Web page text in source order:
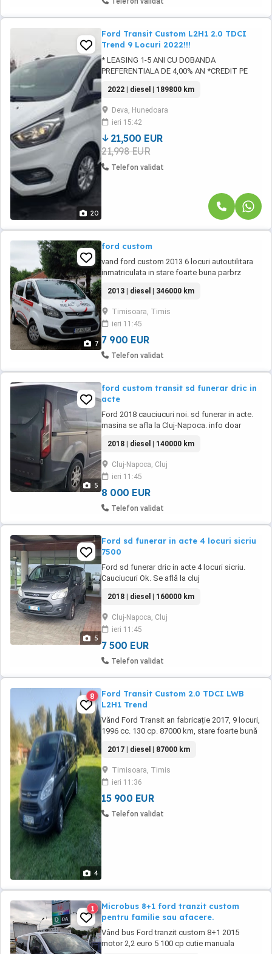
20
Ford Transit Custom L2H1 2.0 TDCI
Trend 9 Locuri 2022!!!
* LEASING 1-5 ANI CU DOBANDA
PREFERENTIALA DE 4,00% AN *CREDIT PE
AUTO *CREDIT PE LOC FARA ADEVERINTA DE
VENIT *CREDIT PE LOC FARA AVANS *CREDIT
PE LOC CU RATE FIXE IN LEI PE TOATA
PERIOADA CONTRACTULUI ( MAXIM 60 de
LUNI ) *CREDIT PE LOC CU APROBARE
RAPIDA ...
2022 | diesel | 189800 km
Deva, Hunedoara
ieri 15:42
21,500 EUR
21,998 EUR
Telefon validat
7
ford custom
vand ford custom 2013 6 locuri autoutilitara
inmatriculata in stare foarte buna parbrz
cauciucuri noi vara iarna filtre ulei toate
revizile la zi pret 7900 euro neg
2013 | diesel | 346000 km
Timisoara, Timis
ieri 11:45
7 900 EUR
Telefon validat
5
ford custom transit sd funerar dric in
acte
Ford 2018 cauciucuri noi. sd funerar in acte.
masina se afla la Cluj-Napoca. info doar
2018 | diesel | 140000 km
Cluj-Napoca, Cluj
ieri 11:45
8 000 EUR
Telefon validat
5
Ford sd funerar in acte 4 locuri sicriu
7500
Ford sd funerar dric in acte 4 locuri sicriu.
Cauciucuri Ok. Se află la cluj
2018 | diesel | 160000 km
Cluj-Napoca, Cluj
ieri 11:45
7 500 EUR
Telefon validat
4
8
Ford Transit Custom 2.0 TDCI LWB
L2H1 Trend
Vănd Ford Transit an fabricație 2017, 9 locuri,
1996 cc. 130 cp. 87000 km, stare foarte bună
TVA inclus, se oferă factură.
2017 | diesel | 87000 km
Timisoara, Timis
ieri 11:36
15 900 EUR
Telefon validat
1
Microbus 8+1 ford tranzit custom
pentru familie sau afacere.
Vând bus Ford tranzit custom 8+1 2015
motor 2,2 euro 5 100 cp cutie manuala